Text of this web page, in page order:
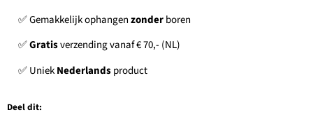
✅ Gemakkelijk ophangenzonderboren
✅Gratisverzending vanaf € 70,- (NL)
✅ UniekNederlandsproduct
Deel dit: